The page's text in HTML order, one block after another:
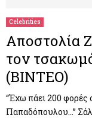
Celebrities
Αποστολία
τον
(ΒΙΝΤΕΟ)
“Έχω πάει 200
Παπαδόπουλου…”